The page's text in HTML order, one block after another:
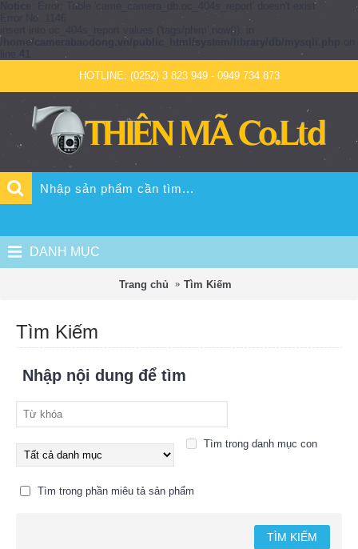
: Error: Table 'came_camera_db.oc_404s_report' doesn't exist
Error No: 1146
insert into oc_404s_report values ('tags/phim',now()); in
/home/camerabaodong.vn/public_html/system/library/db/mysqli.php
41
HOTLINE: (0252) 3 823 949 - 0949 734 873
DANH MỤC
Trang chủ Tìm Kiếm
Tìm Kiếm
Nhập nội dung để tìm
Tìm trong danh mục con
Tìm trong phần miêu tả sản phẩm